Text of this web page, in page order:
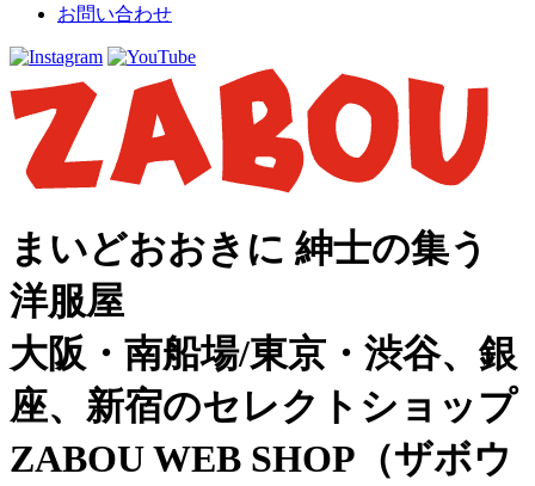
お問い合わせ
まいどおおきに 紳士の集う
洋服屋
大阪・南船場/東京・渋谷、銀
座、新宿のセレクトショップ
ZABOU WEB SHOP（ザボウ